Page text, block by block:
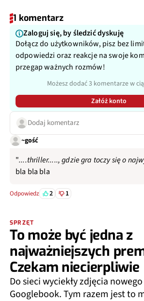
1 komentarz
Zaloguj się, by śledzić dyskuję
Dołącz do użytkowników, pisz bez
odpowiedzi oraz reakcje na swoje
przegap ważnych rozmów!
Możesz dodać 3 komentarze w
Załóż konto
Dodaj komentarz
~gość
"....thriller....., gdzie gra toczy się o
bla bla bla
Odpowiedz 2 1
SPRZĘT
To może być jedna z
najważniejszych
Czekam niecierpliwie
Do sieci wyciekły zdjęcia
Googlebook. Tym razem jest to